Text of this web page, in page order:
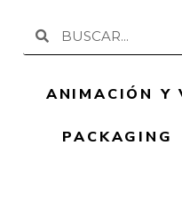
ANIMACIÓN Y
PACKAGING